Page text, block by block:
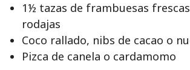
1½ tazas de frambuesas
rodajas
Coco rallado, nibs de cacao o
Pizca de canela o cardamomo